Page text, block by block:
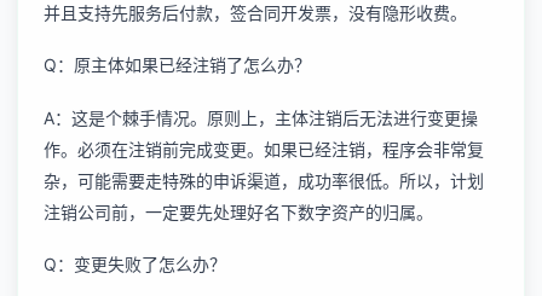
并且支持先服务后付款，签合同开发票，没有隐形收费。
Q：原主体如果已经注销了怎么办？
A：这是个棘手情况。原则上，主体注销后无法进行变更操
作。必须在注销前完成变更。如果已经注销，程序会非常复
杂，可能需要走特殊的申诉渠道，成功率很低。所以，计划
注销公司前，一定要先处理好名下数字资产的归属。
Q：变更失败了怎么办？